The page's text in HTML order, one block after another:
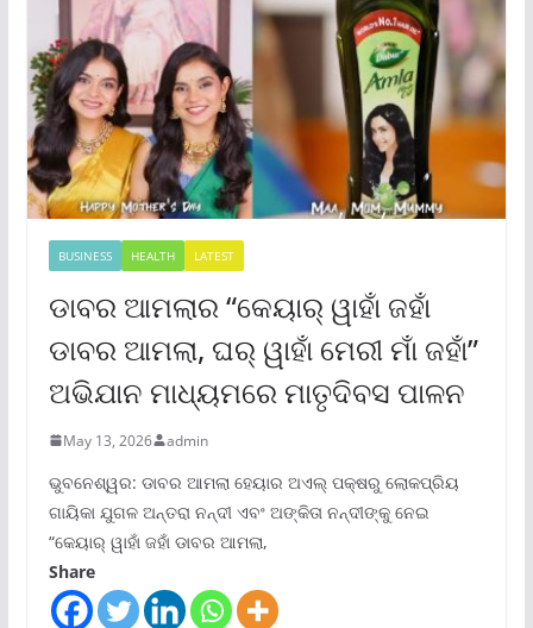
BUSINESS HEALTH LATEST
ଡାବର ଆମଲାର “କେୟାର୍ ୱାହାଁ ଜହାଁ
ଡାବର ଆମଲା, ଘର୍ ୱାହାଁ ମେରୀ ମାଁ ଜହାଁ”
ଅଭିଯାନ ମାଧ୍ୟମରେ ମାତୃଦିବସ ପାଳନ
May 13, 2026 admin
ଭୁବନେଶ୍ୱର: ଡାବର ଆମଲା ହେୟାର ଅଏଲ୍ ପକ୍ଷରୁ ଲୋକପ୍ରିୟ
ଗାୟିକା ଯୁଗଳ ଅନ୍ତରା ନନ୍ଦୀ ଏବଂ ଅଙ୍କିତା ନନ୍ଦୀଙ୍କୁ ନେଇ
“କେୟାର୍ ୱାହାଁ ଜହାଁ ଡାବର ଆମଲା,
Share